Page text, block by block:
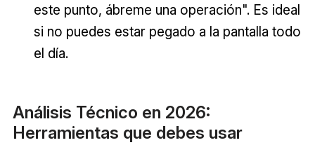
este punto, ábreme una operación". Es ideal
si no puedes estar pegado a la pantalla todo
el día.
Análisis Técnico en 2026:
Herramientas que debes usar